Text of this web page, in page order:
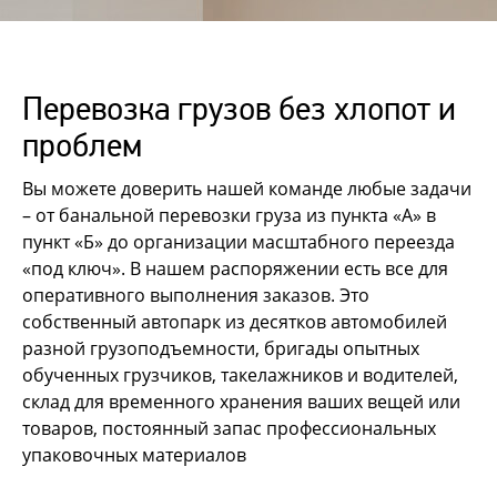
Перевозка грузов без хлопот и
проблем
Вы можете доверить нашей команде любые задачи
– от банальной перевозки груза из пункта «А» в
пункт «Б» до организации масштабного переезда
«под ключ». В нашем распоряжении есть все для
оперативного выполнения заказов. Это
собственный автопарк из десятков автомобилей
разной грузоподъемности, бригады опытных
обученных грузчиков, такелажников и водителей,
склад для временного хранения ваших вещей или
товаров, постоянный запас профессиональных
упаковочных материалов